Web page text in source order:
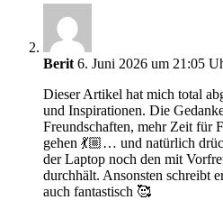
Berit 6. Juni 2026 um 21:05
Dieser Artikel hat mich total
und Inspirationen. Die
Freundschaften, mehr Zeit für
gehen 💃🏼… und natürlich
der Laptop noch den mit
durchhält. Ansonsten schreibt
auch fantastisch 🥰